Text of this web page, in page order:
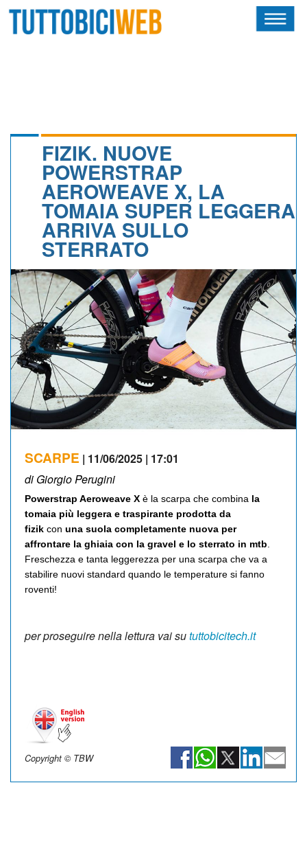
CALENDARIO
ALBI D'ORO
NEWSLETTER
FIZIK. NUOVE
POWERSTRAP
AEROWEAVE X, LA
TOMAIA SUPER LEGGERA
ARRIVA SULLO
STERRATO
SCARPE | 11/06/2025 | 17:01
di Giorgio Perugini
Powerstrap Aeroweave X è la scarpa che combina la
tomaia più leggera e traspirante prodotta da
fizik con una suola completamente nuova per
affrontare la ghiaia con la gravel e lo sterrato in mtb
Freschezza e tanta leggerezza per una scarpa che va a
stabilire nuovi standard quando le temperature si fanno
roventi!
per proseguire nella lettura vai sututtobicitech.it
Copyright © TBW